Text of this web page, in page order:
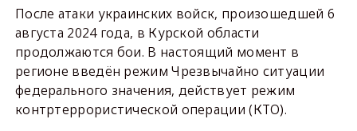
После атаки украинских войск, произошедшей 6
августа 2024 года, в Курской области
продолжаются бои. В настоящий момент в
регионе введён режим Чрезвычайно ситуации
федерального значения, действует режим
контртеррористической операции (КТО).